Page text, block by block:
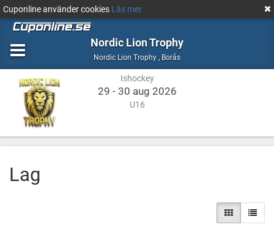
Cuponline använder cookies Läs mer
Nordic Lion Trophy
Nordic Lion Trophy , Ishockey
BoråsBorås
Ishockey
29 - 30 aug 2026
U16
Lag